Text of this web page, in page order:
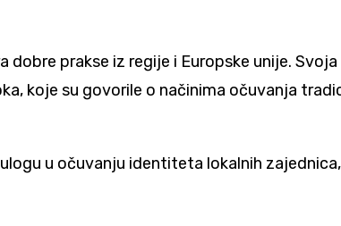
prakse iz regije i Europske unije.
koje su govorile o načinima očuvanja
u očuvanju identiteta lokalnih